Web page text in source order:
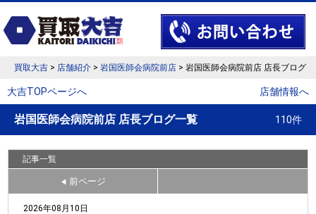
買取大吉 > 店舗紹介 > 岩国医師会病院前店 > 岩国医師会病院前店 店長ブログ
大吉TOPページへ 店舗情報へ
岩国医師会病院前店 店長ブログ一覧 110件
記事一覧
◀ 前ページ
2026年08月10日